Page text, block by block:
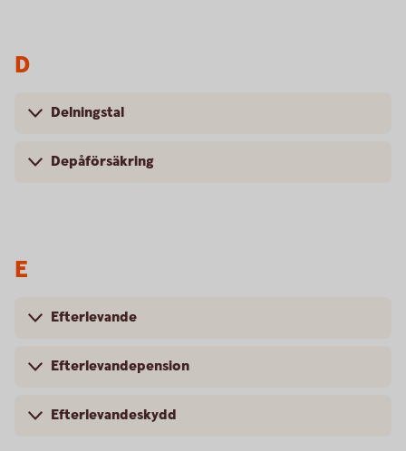
D
Delningstal
Depåförsäkring
E
Efterlevande
Efterlevandepension
Efterlevandeskydd